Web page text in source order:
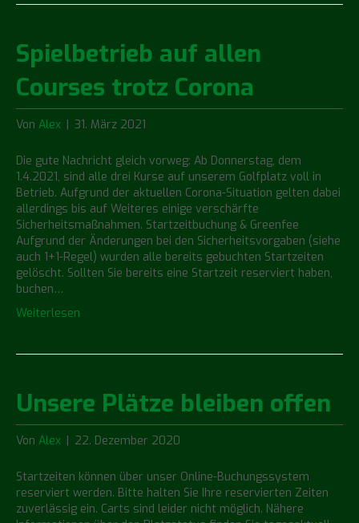
Spielbetrieb auf allen
Courses trotz Corona
Von Alex 31. März 2021
Die gute Nachricht gleich vorweg: Ab Donnerstag, dem
1.4.2021, sind alle drei Kurse auf unserem Golfplatz voll in
Betrieb. Aufgrund der aktuellen Corona-Situation gelten dabei
allerdings bis auf Weiteres einige verschärfte
Sicherheitsmaßnahmen. Startzeitbuchung & Greenfee
Aufgrund der Änderungen bei den Sicherheitsvorgaben (siehe
auch 1+1-Regel) wurden alle bereits gebuchten Startzeiten
gelöscht. Sollten Sie bereits eine Startzeit reserviert haben,
buchen…
Weiterlesen
Unsere Plätze bleiben offen
Von Alex 22. Dezember 2020
Startzeiten können über unser Online-Buchungssystem
reserviert werden. Bitte halten Sie Ihre reservierten Zeiten
zuverlässig ein. Carts sind leider nicht möglich. Nähere